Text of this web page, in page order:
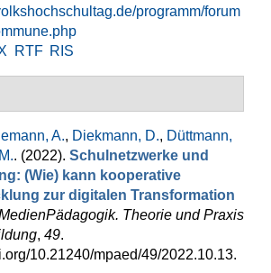
programm/forum
RTF RIS
A., Diekmann, D., Düttmann,
. (2022). Schulnetzwerke und
(Wie) kann kooperative
zur digitalen Transformation
Theorie und Praxis
, 49.
10.21240/mpaed/49/2022.10.13.